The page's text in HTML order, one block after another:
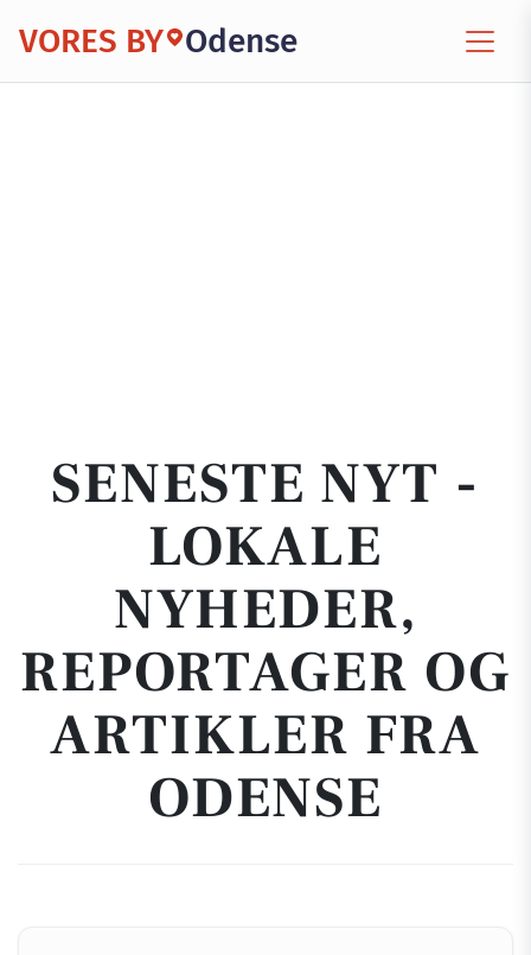
VORES BY Odense
SENESTE NYT -
LOKALE
NYHEDER,
REPORTAGER OG
ARTIKLER FRA
ODENSE